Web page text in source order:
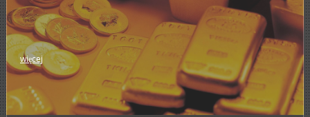
więcej